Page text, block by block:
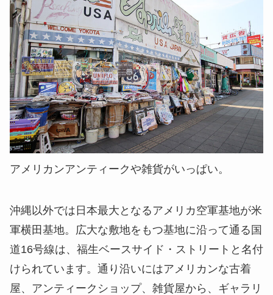
アメリカンアンティークや雑貨がいっぱい。
沖縄以外では日本最大となるアメリカ空軍基地が米
軍横田基地。広大な敷地をもつ基地に沿って通る国
道16号線は、福生ベースサイド・ストリートと名付
けられています。通り沿いにはアメリカンな古着
屋、アンティークショップ、雑貨屋から、ギャラリ